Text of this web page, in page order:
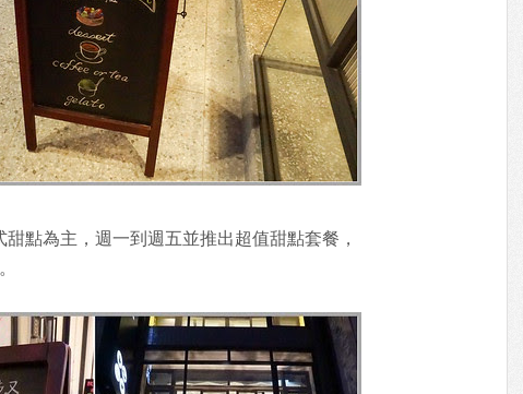
點為主，週一到週五並推出超值甜點套餐，